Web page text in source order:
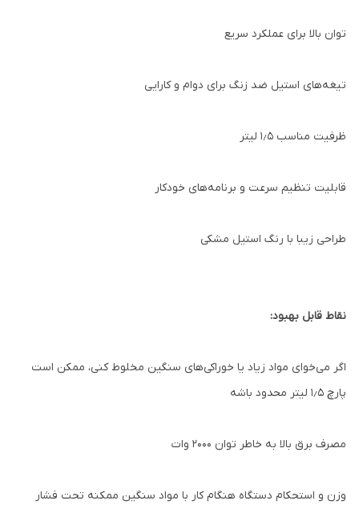
توان بالا برای عملکرد سریع
تیغه‌های استیل ضد زنگ برای دوام و کارایی
ظرفیت مناسب ۱٫۵ لیتر
قابلیت تنظیم سرعت و برنامه‌های خودکار
طراحی زیبا با رنگ استیل مشکی
نقاط قابل بهبود:
اگر می‌خوای مواد زیاد یا خوراکی‌های سنگین مخلوط کنی، ممکن است
پارچ ۱٫۵ لیتر محدود باشه
مصرف برق بالا به خاطر توان ۲۰۰۰ وات
وزن و استحکام دستگاه هنگام کار با مواد سنگین ممکنه تحت فشار